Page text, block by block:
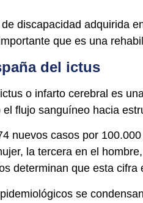
discapacidad adquirida
que es una
del ictus
o infarto cerebral es
flujo sanguíneo hacia
nuevos casos por
la tercera en el
determinan que esta
se